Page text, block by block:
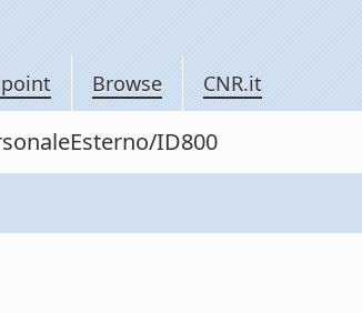
Browse CNR.it
ID800